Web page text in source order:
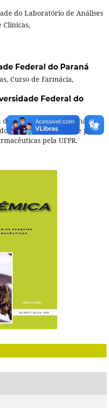
do Laboratório de Análises
Clínicas,
Federal do Paraná
Curso de Farmácia,
Federal do
Departamento de Análises
em Ciências da Saúde pela
pela UFPR.